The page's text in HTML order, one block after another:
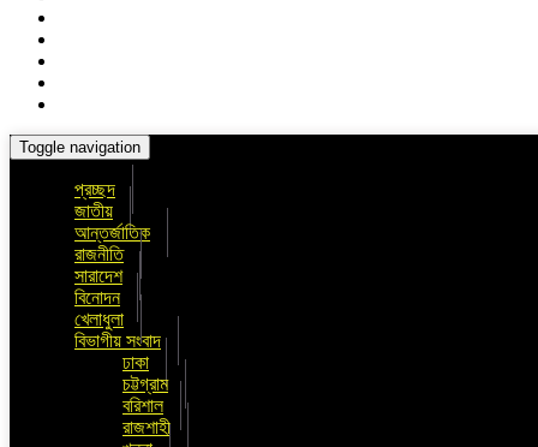
Toggle navigation
প্রচ্ছদ
জাতীয়
আন্তর্জাতিক
রাজনীতি
সারাদেশ
বিনোদন
খেলাধুলা
বিভাগীয় সংবাদ
ঢাকা
চট্টগ্রাম
বরিশাল
রাজশাহী